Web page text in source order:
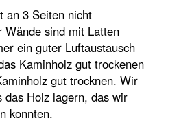
an 3 Seiten nicht
Wände sind mit Latten
ein guter Luftaustausch
Kaminholz gut trockenen
gut trocknen. Wir
Holz lagern, das wir
konnten.